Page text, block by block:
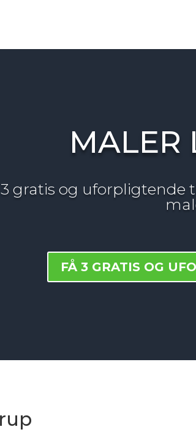
MALER
gratis og
FÅ 3 GRATIS OG